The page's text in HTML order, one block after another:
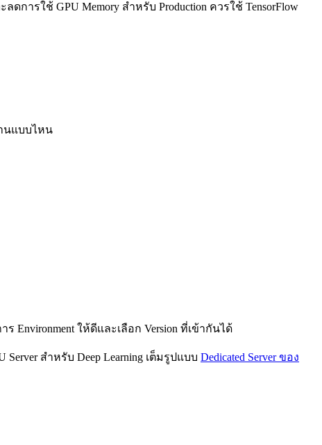
ดการใช้ GPU Memory สำหรับ Production ควรใช้ TensorFlow
านแบบไหน
Environment ให้ดีและเลือก Version ที่เข้ากันได้
สำหรับ Deep Learning เต็มรูปแบบ Dedicated Server ของ